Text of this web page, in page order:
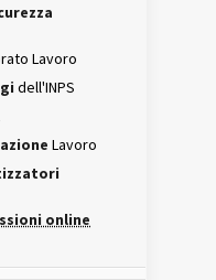
Lavoro
dell'INPS
Lavoro
online